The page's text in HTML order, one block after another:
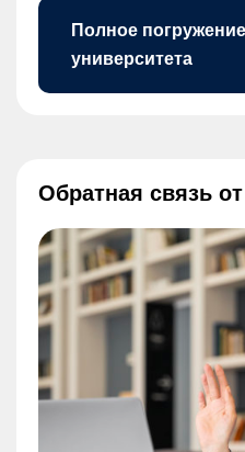
Полное
университета
Обратная связь